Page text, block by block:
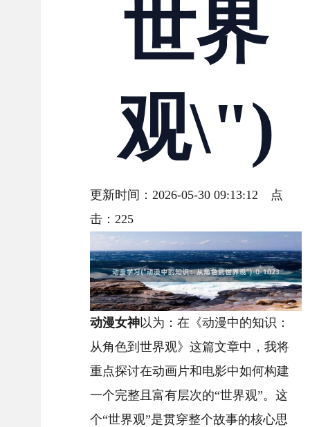
世界
观\")
更新时间：2026-05-30 09:13:12 点
击：225
动漫女神以为：在《动漫中的知识：
从角色到世界观》这篇文章中，我将
重点探讨在动画片和电影中如何构建
一个完整且富有层次的“世界观”。这
个“世界观”是贯穿整个故事的核心思